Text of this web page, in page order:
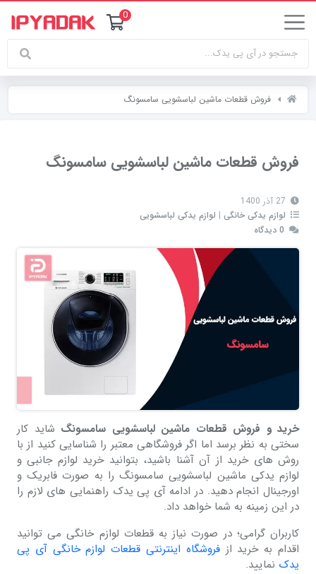
0
فروش قطعات ماشین لباسشویی سامسونگ
فروش قطعات ماشین لباسشویی سامسونگ
لوازم یدکی خانگی | لوازم یدکی لباسشویی
خرید و فروش قطعات ماشین لباسشویی سامسونگ شاید کار
سختی به نظر برسد اما اگر فروشگاهی معتبر را شناسایی کنید از با
روش های خرید از آن آشنا باشید، بتوانید خرید لوازم جانبی و
لوازم یدکی ماشین لباسشویی سامسونگ را به صورت فابریک و
اورجینال انجام دهید. در ادامه آی پی یدک راهنمایی های لازم را
در این زمینه به شما خواهد داد.
کاربران گرامی؛ در صورت نیاز به قطعات لوازم خانگی می توانید
اقدام به خرید ازفروشگاه اینترنتی قطعات لوازم خانگی آی پی
یدک نمایید.